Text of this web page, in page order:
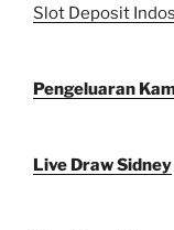
Slot Deposit
Pengeluaran
Live Draw Sidney